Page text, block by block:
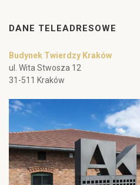
DANE TELEADRESOWE
Budynek Twierdzy Kraków
ul. Wita Stwosza 12
31-511 Kraków